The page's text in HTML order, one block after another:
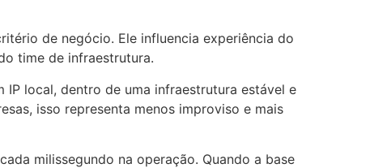
de negócio. Ele influencia experiência do
time de infraestrutura.
local, dentro de uma infraestrutura estável e
isso representa menos improviso e mais
milissegundo na operação. Quando a base